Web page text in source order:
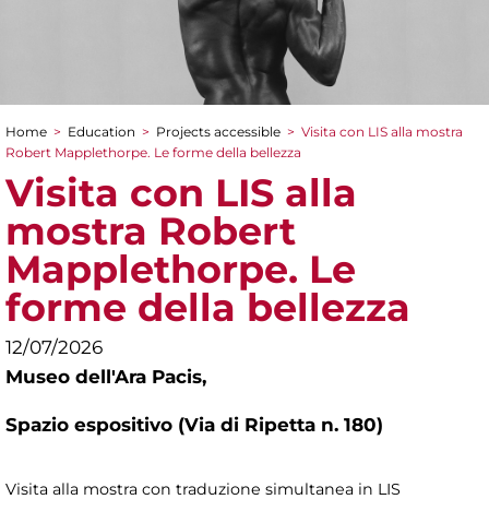
You are here
Home > Education > Projects accessible > Visita con LIS alla mostra
Robert Mapplethorpe. Le forme della bellezza
Visita con LIS alla
mostra Robert
Mapplethorpe. Le
forme della bellezza
12/07/2026
Museo dell'Ara Pacis,
Spazio espositivo (Via di Ripetta n. 180)
Visita alla mostra con traduzione simultanea in LIS